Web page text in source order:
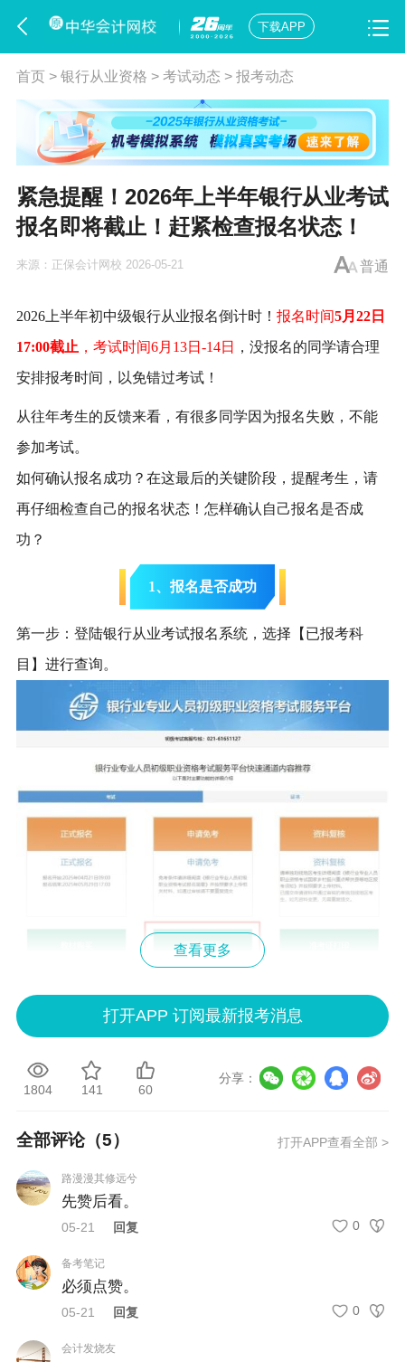
下载APP
首页> 银行从业资格 > 考试动态 > 报考动态
紧急提醒！2026年上半年银行从业考试
报名即将截止！赶紧检查报名状态！
普通
来源： 正保会计网校 2026-05-21
2026上半年初中级银行从业报名倒计时！ 报名时间5月22日
17:00截止 ，考试时间6月13日-14日
，没报名的同学请合理
安排报考时间，以免错过考试！
从往年考生的反馈来看，有很多同学因为报名失败，不能
参加考试。
如何确认报名成功？在这最后的关键阶段，提醒考生，请
再仔细检查自己的报名状态！怎样确认自己报名是否成
功？
1、报名是否成功
第一步：登陆银行从业考试报名系统，选择【已报考科
目】进行查询。
第二步：查看【状态】栏，状态为【报考成功】，表示所
息是否准确，尤其身份证！
查看更多
打开APP 订阅最新报考消息
1804 141 60
分享：
全部评论（5） 打开APP查看全部 >
路漫漫其修远兮
先赞后看。
05-21 回复 0
备考笔记
必须点赞。
05-21 回复 0
会计发烧友